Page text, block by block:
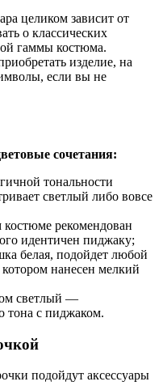
целиком зависит от
о классических
гаммы костюма.
изделие, на
если вы не
сочетания:
тональности
светлый либо вовсе
рекомендован
идентичен пиджаку;
белая, подойдет любой
нанесен мелкий
светлый —
тона с пиджаком.
подойдут аксессуары